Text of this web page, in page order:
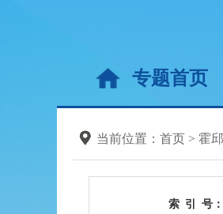
专题首页
当前位置： 首页 > 霍
索 引 号：